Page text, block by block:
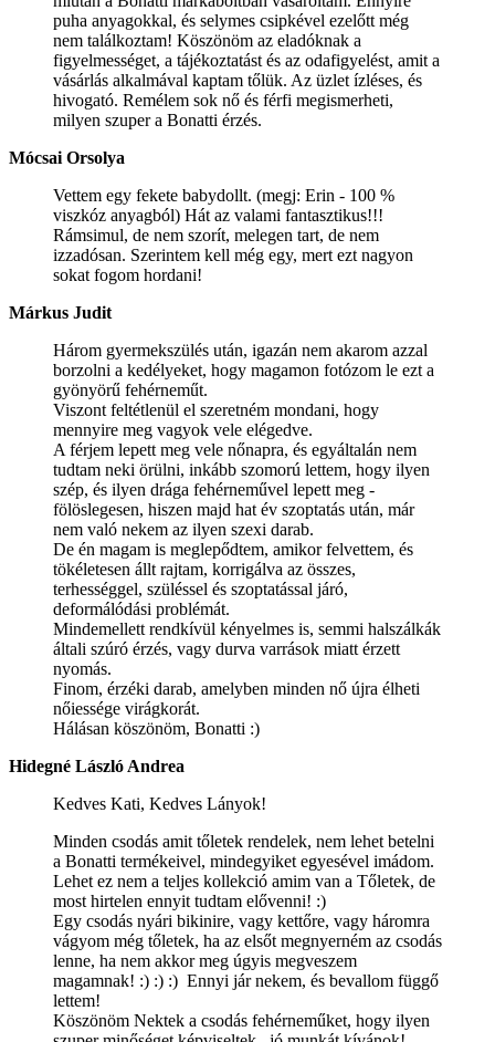
puha anyagokkal, és selymes csipkével ezelőtt még
nem találkoztam! Köszönöm az eladóknak a
figyelmességet, a tájékoztatást és az odafigyelést, amit a
vásárlás alkalmával kaptam tőlük. Az üzlet ízléses, és
hivogató. Remélem sok nő és férfi megismerheti,
milyen szuper a Bonatti érzés.
Mócsai Orsolya
Vettem egy fekete babydollt. (megj: Erin - 100 %
viszkóz anyagból) Hát az valami fantasztikus!!!
Rámsimul, de nem szorít, melegen tart, de nem
izzadósan. Szerintem kell még egy, mert ezt nagyon
sokat fogom hordani!
Márkus Judit
Három gyermekszülés után, igazán nem akarom azzal
borzolni a kedélyeket, hogy magamon fotózom le ezt a
gyönyörű fehérneműt.
Viszont feltétlenül el szeretném mondani, hogy
mennyire meg vagyok vele elégedve.
A férjem lepett meg vele nőnapra, és egyáltalán nem
tudtam neki örülni, inkább szomorú lettem, hogy ilyen
szép, és ilyen drága fehérneművel lepett meg -
fölöslegesen, hiszen majd hat év szoptatás után, már
nem való nekem az ilyen szexi darab.
De én magam is meglepődtem, amikor felvettem, és
tökéletesen állt rajtam, korrigálva az összes,
terhességgel, szüléssel és szoptatással járó,
deformálódási problémát.
Mindemellett rendkívül kényelmes is, semmi halszálkák
általi szúró érzés, vagy durva varrások miatt érzett
nyomás.
Finom, érzéki darab, amelyben minden nő újra élheti
nőiessége virágkorát.
Hálásan köszönöm, Bonatti :)
Hidegné László Andrea
Kedves Kati, Kedves Lányok!
Minden csodás amit tőletek rendelek, nem lehet betelni
a Bonatti termékeivel, mindegyiket egyesével imádom.
Lehet ez nem a teljes kollekció amim van a Tőletek, de
most hirtelen ennyit tudtam elővenni! :)
Egy csodás nyári bikinire, vagy kettőre, vagy háromra
vágyom még tőletek, ha az elsőt megnyerném az csodás
lenne, ha nem akkor meg úgyis megveszem
magamnak! :) :) :) Ennyi jár nekem, és bevallom függő
lettem!
Köszönöm Nektek a csodás fehérneműket, hogy ilyen